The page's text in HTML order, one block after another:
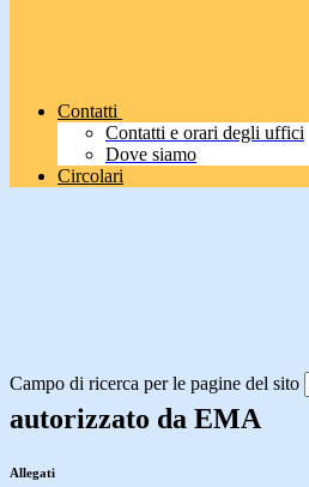
Contatti
Contatti e orari degli uffici
Dove siamo
Circolari
Campo di ricerca per le pagine del sito
autorizzato da EMA
Allegati